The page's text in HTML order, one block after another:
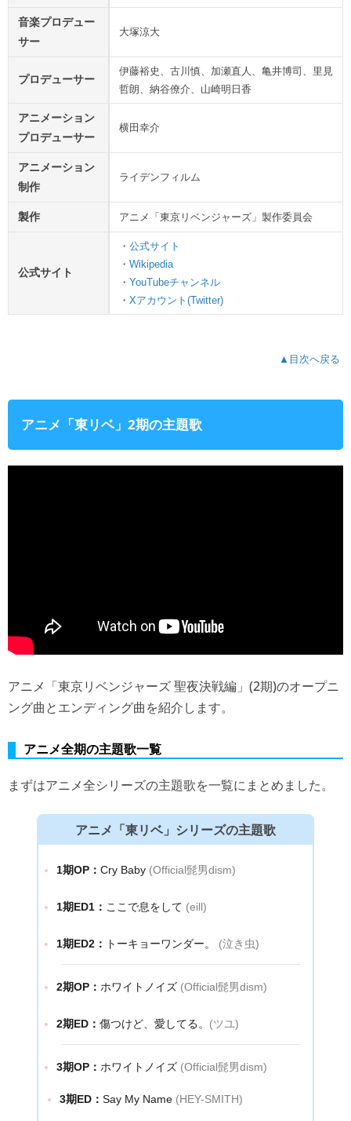
音楽プロデュー
サー
大塚涼大
プロデューサー
伊藤裕史、古川慎、加瀬直人、亀井博司、里見
哲朗、納谷僚介、山崎明日香
アニメーション
プロデューサー
横田幸介
アニメーション
制作
ライデンフィルム
製作 アニメ「東京リベンジャーズ」製作委員会
公式サイト
・ 公式サイト
・ Wikipedia
・ YouTubeチャンネル
・ Xアカウント(Twitter)
▲目次へ戻る
アニメ「東リベ」2期の主題歌
アニメ「東京リベンジャーズ 聖夜決戦編」(2期)のオープニ
ング曲とエンディング曲を紹介します。
アニメ全期の主題歌一覧
まずはアニメ全シリーズの主題歌を一覧にまとめました。
アニメ「東リベ」シリーズの主題歌
1期OP：Cry Baby (Official髭男dism)
1期ED1： ここで息をして (eill)
1期ED2： トーキョーワンダー。 (泣き虫)
2期OP：ホワイトノイズ (Official髭男dism)
2期ED：傷つけど、愛してる。 (ツユ)
3期OP：ホワイトノイズ (Official髭男dism)
3期ED：Say My Name (HEY-SMITH)